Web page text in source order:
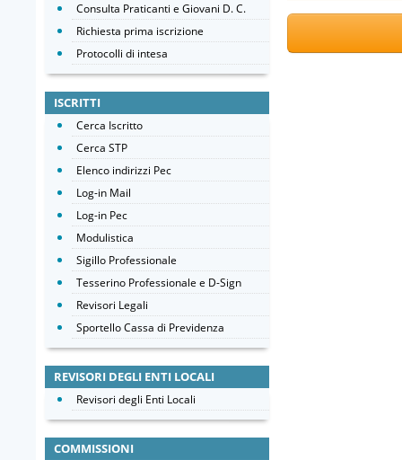
Consulta Praticanti e Giovani D. C.
Richiesta prima iscrizione
Protocolli di intesa
ISCRITTI
Cerca Iscritto
Cerca STP
Elenco indirizzi Pec
Log-in Mail
Log-in Pec
Modulistica
Sigillo Professionale
Tesserino Professionale e D-Sign
Revisori Legali
Sportello Cassa di Previdenza
REVISORI DEGLI ENTI LOCALI
Revisori degli Enti Locali
COMMISSIONI